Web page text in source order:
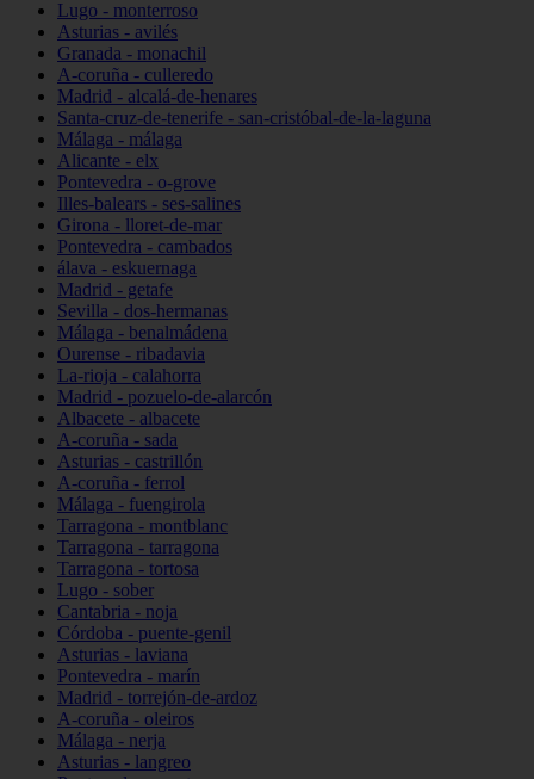
Lugo - monterroso
Asturias - avilés
Granada - monachil
A-coruña - culleredo
Madrid - alcalá-de-henares
Santa-cruz-de-tenerife - san-cristóbal-de-la-laguna
Málaga - málaga
Alicante - elx
Pontevedra - o-grove
Illes-balears - ses-salines
Girona - lloret-de-mar
Pontevedra - cambados
álava - eskuernaga
Madrid - getafe
Sevilla - dos-hermanas
Málaga - benalmádena
Ourense - ribadavia
La-rioja - calahorra
Madrid - pozuelo-de-alarcón
Albacete - albacete
A-coruña - sada
Asturias - castrillón
A-coruña - ferrol
Málaga - fuengirola
Tarragona - montblanc
Tarragona - tarragona
Tarragona - tortosa
Lugo - sober
Cantabria - noja
Córdoba - puente-genil
Asturias - laviana
Pontevedra - marín
Madrid - torrejón-de-ardoz
A-coruña - oleiros
Málaga - nerja
Asturias - langreo